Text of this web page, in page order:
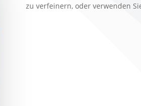
zu verfeinern, oder verwenden